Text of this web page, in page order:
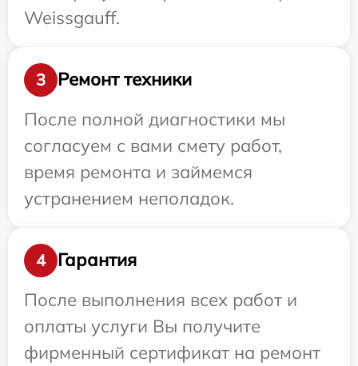
Weissgauff.
3
Ремонт техники
После полной диагностики мы
согласуем с вами смету работ,
время ремонта и займемся
устранением неполадок.
4
Гарантия
После выполнения всех работ и
оплаты услуги Вы получите
фирменный сертификат на ремонт